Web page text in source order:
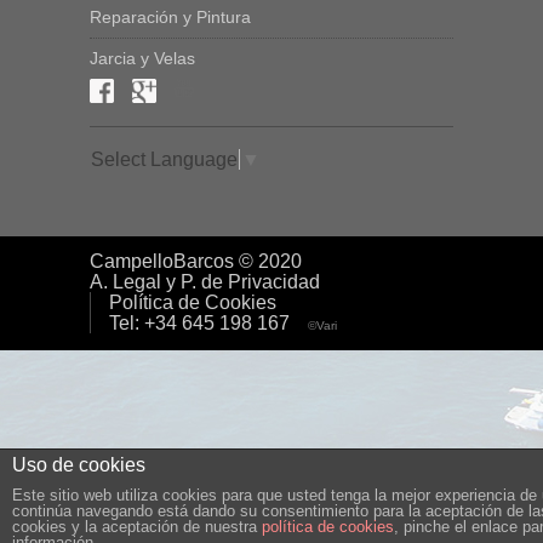
Reparación y Pintura
Jarcia y Velas
Select Language
CampelloBarcos © 2020
A. Legal y P. de Privacidad
Política de Cookies
Tel: +34 645 198 167
©Vari
Uso de cookies
Este sitio web utiliza cookies para que usted tenga la mejor experiencia de
continúa navegando está dando su consentimiento para la aceptación de
cookies y la aceptación de nuestra política de cookies, pinche el enlace